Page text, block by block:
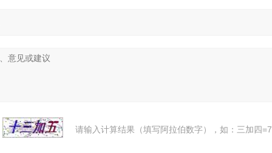
请输入计算结果（填写阿拉伯数字），如：三加四=7